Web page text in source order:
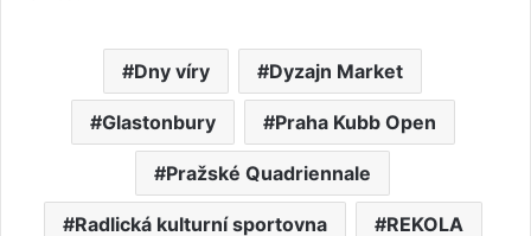
Dny víry Dyzajn Market
Glastonbury Praha Kubb Open
Pražské Quadriennale
Radlická kulturní sportovna REKOLA